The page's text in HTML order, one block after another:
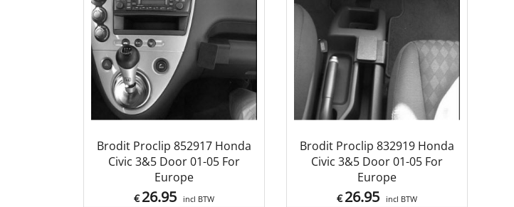
Brodit Proclip 852917 Honda
Civic 3&5 Door 01-05 For
Europe
€ 26.95 incl BTW
Brodit Proclip 832919 Honda
Civic 3&5 Door 01-05 For
Europe
€ 26.95 incl BTW